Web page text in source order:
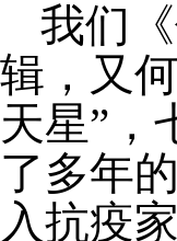
我们
辑，又
天星”，
了多年
入抗疫